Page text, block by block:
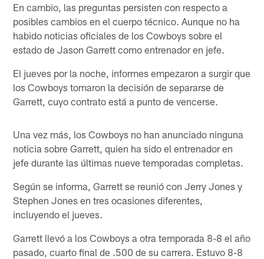
En cambio, las preguntas persisten con respecto a
posibles cambios en el cuerpo técnico. Aunque no ha
habido noticias oficiales de los Cowboys sobre el
estado de Jason Garrett como entrenador en jefe.
El jueves por la noche, informes empezaron a surgir que
los Cowboys tomaron la decisión de separarse de
Garrett, cuyo contrato está a punto de vencerse.
Una vez más, los Cowboys no han anunciado ninguna
noticia sobre Garrett, quien ha sido el entrenador en
jefe durante las últimas nueve temporadas completas.
Según se informa, Garrett se reunió con Jerry Jones y
Stephen Jones en tres ocasiones diferentes,
incluyendo el jueves.
Garrett llevó a los Cowboys a otra temporada 8-8 el año
pasado, cuarto final de .500 de su carrera. Estuvo 8-8